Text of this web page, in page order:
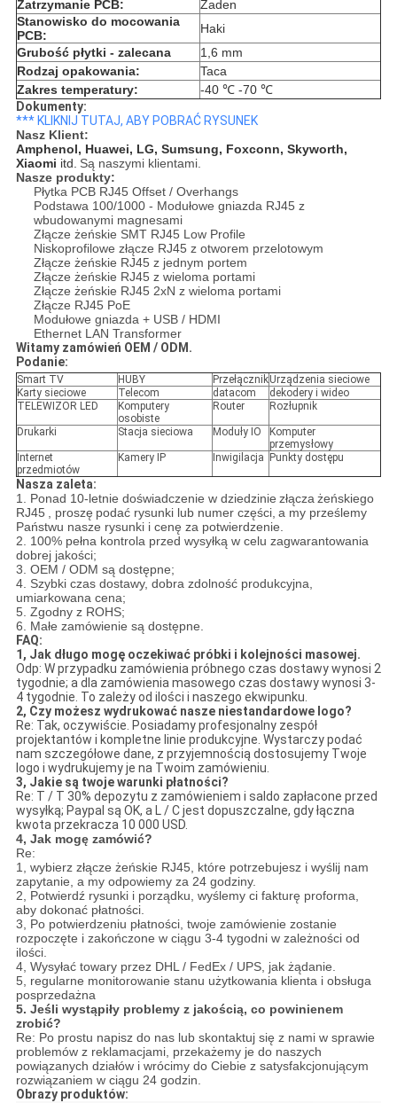
Zatrzymanie PCB:
Żaden
Stanowisko do mocowania
PCB:
Haki
Grubość płytki - zalecana
1,6 mm
Rodzaj opakowania:
Taca
Zakres temperatury:
-40 ℃ -70 ℃
Dokumenty:
*** KLIKNIJ TUTAJ, ABY POBRAĆ RYSUNEK
Nasz Klient:
Amphenol, Huawei, LG, Sumsung, Foxconn, Skyworth,
Xiaomi itd. Są naszymi klientami.
Nasze produkty:
Płytka PCB RJ45 Offset / Overhangs
Podstawa 100/1000 - Modułowe gniazda RJ45 z
wbudowanymi magnesami
Złącze żeńskie SMT RJ45 Low Profile
Niskoprofilowe złącze RJ45 z otworem przelotowym
Złącze żeńskie RJ45 z jednym portem
Złącze żeńskie RJ45 z wieloma portami
Złącze żeńskie RJ45 2xN z wieloma portami
Złącze RJ45 PoE
Modułowe gniazda + USB / HDMI
Ethernet LAN Transformer
Witamy zamówień OEM / ODM.
Podanie:
Smart TV HUBY PrzełącznikUrządzenia sieciowe
Karty sieciowe
Telecom datacom
dekodery i wideo
TELEWIZOR LED
Komputery
osobiste
Router Rozłupnik
Drukarki Stacja sieciowa Moduły IO
Komputer
przemysłowy
Internet
przedmiotów
Kamery IP Inwigilacja Punkty dostępu
Nasza zaleta:
1. Ponad 10-letnie doświadczenie w dziedzinie złączażeńskiego
RJ45 , proszę podać rysunki lub numer części, a my prześlemy
Państwu nasze rysunki i cenę za potwierdzenie.
2. 100% pełna kontrola przed wysyłką w celu zagwarantowania
dobrej jakości;
3. OEM / ODM są dostępne;
4. Szybki czas dostawy, dobra zdolność produkcyjna,
umiarkowana cena;
5. Zgodny z ROHS;
6. Małe zamówienie są dostępne.
FAQ:
1, Jak długo mogę oczekiwać próbki i kolejności masowej.
Odp: W przypadku zamówienia próbnego czas dostawy wynosi 2
tygodnie; a dla zamówienia masowego czas dostawy wynosi 3-
4 tygodnie. To zależy od ilości i naszego ekwipunku.
2, Czy możesz wydrukować nasze niestandardowe logo?
Re: Tak, oczywiście. Posiadamy profesjonalny zespół
projektantów i kompletne linie produkcyjne. Wystarczy podać
nam szczegółowe dane, z przyjemnością dostosujemy Twoje
logo i wydrukujemy je na Twoim zamówieniu.
3, Jakie są twoje warunki płatności?
Re: T / T 30% depozytu z zamówieniem i saldo zapłacone przed
wysyłką; Paypal są OK, a L / C jest dopuszczalne, gdy łączna
kwota przekracza 10 000 USD.
4, Jak mogę zamówić?
Re:
1, wybierz złącze żeńskie RJ45, które potrzebujesz i wyślij nam
zapytanie, a my odpowiemy za 24 godziny.
2, Potwierdź rysunki i porządku, wyślemy ci fakturę proforma,
aby dokonać płatności.
3, Po potwierdzeniu płatności, twoje zamówienie zostanie
rozpoczęte i zakończone w ciągu 3-4 tygodni w zależności od
ilości.
4, Wysyłać towary przez DHL / FedEx / UPS, jak żądanie.
5, regularne monitorowanie stanu użytkowania klienta i obsługa
posprzedażna
5. Jeśli wystąpiły problemy z jakością, co powinienem
zrobić?
Re: Po prostu napisz do nas lub skontaktuj się z nami w sprawie
problemów z reklamacjami, przekażemy je do naszych
powiązanych działów i wrócimy do Ciebie z satysfakcjonującym
rozwiązaniem w ciągu 24 godzin.
Obrazy produktów: